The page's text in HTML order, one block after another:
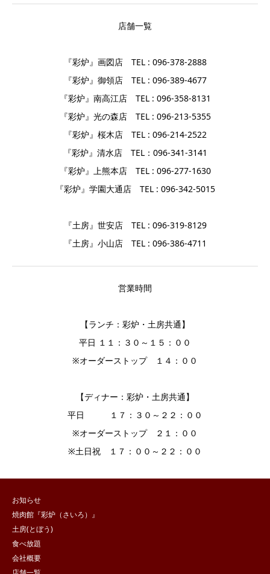
店舗一覧
『彩炉』画図店 TEL : 096-378-2888
『彩炉』御領店 TEL : 096-389-4677
『彩炉』南高江店 TEL : 096-358-8131
『彩炉』光の森店 TEL : 096-213-5355
『彩炉』桜木店 TEL : 096-214-2522
『彩炉』清水店 TEL：096-341-3141
『彩炉』上熊本店 TEL : 096-277-1630
『彩炉』学園大通店 TEL : 096-342-5015
『土房』世安店 TEL : 096-319-8129
『土房』小山店 TEL : 096-386-4711
営業時間
【ランチ：彩炉・土房共通】
平日 １１：３０～１５：００
※オーダーストップ １４：００
【ディナー：彩炉・土房共通】
平日 １７：３０～２２：００
※オーダーストップ ２１：００
※土日祝 １７：００～２２：００
お知らせ
焼肉館『彩炉（さいろ）』
土房(とぼう)
食べ放題
会社概要